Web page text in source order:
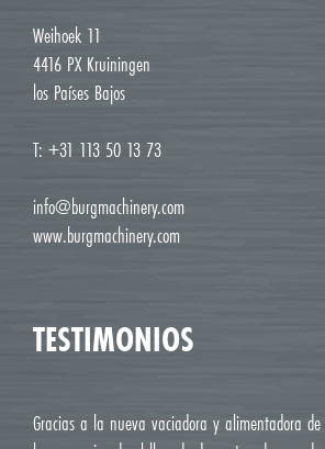
Weihoek 11
4416 PX Kruiningen
los Países Bajos
T: +31 113 50 13 73
info@burgmachinery.com
www.burgmachinery.com
TESTIMONIOS
Gracias a la nueva vaciadora y alimentadora de